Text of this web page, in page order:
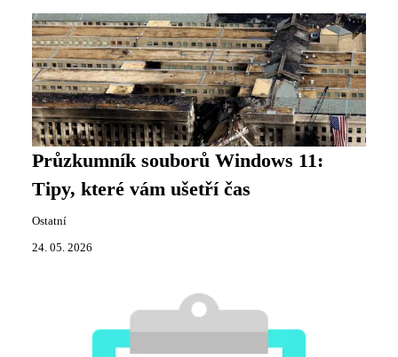
Průzkumník souborů Windows 11:
Tipy, které vám ušetří čas
Ostatní
24. 05. 2026